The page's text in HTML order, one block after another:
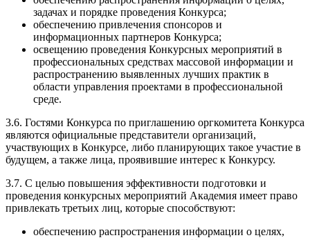
задачах и порядке проведения Конкурса;
обеспечению привлечения спонсоров и
информационных партнеров Конкурса;
освещению проведения Конкурсных мероприятий в
профессиональных средствах массовой информации и
распространению выявленных лучших практик в
области управления проектами в профессиональной
среде.
3.6. Гостями Конкурса по приглашению оргкомитета Конкурса
являются официальные представители организаций,
участвующих в Конкурсе, либо планирующих такое участие в
будущем, а также лица, проявившие интерес к Конкурсу.
3.7. С целью повышения эффективности подготовки и
проведения конкурсных мероприятий Академия имеет право
привлекать третьих лиц, которые способствуют:
обеспечению распространения информации о целях,